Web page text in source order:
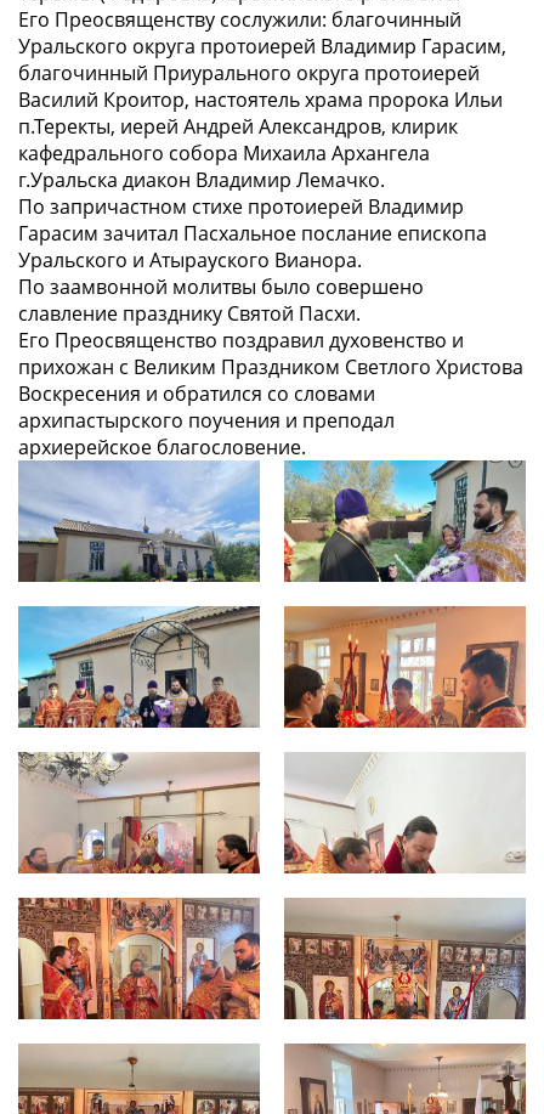
Его Преосвященству сослужили: благочинный
Уральского округа протоиерей Владимир Гарасим,
благочинный Приурального округа протоиерей
Василий Кроитор, настоятель храма пророка Ильи
п.Теректы, иерей Андрей Александров, клирик
кафедрального собора Михаила Архангела
г.Уральска диакон Владимир Лемачко.
По запричастном стихе протоиерей Владимир
Гарасим зачитал Пасхальное послание епископа
Уральского и Атырауского Вианора.
По заамвонной молитвы было совершено
славление празднику Святой Пасхи.
Его Преосвященство поздравил духовенство и
прихожан с Великим Праздником Светлого Христова
Воскресения и обратился со словами
архипастырского поучения и преподал
архиерейское благословение.